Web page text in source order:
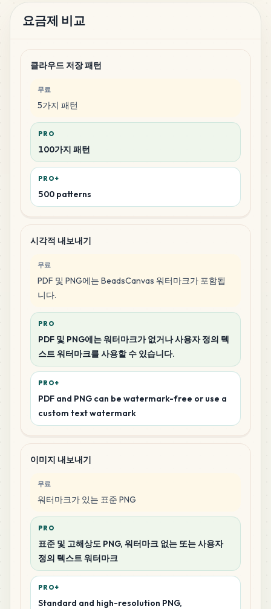
요금제 비교
클라우드 저장 패턴
무료
5가지 패턴
PRO
100가지 패턴
PRO+
500 patterns
시각적 내보내기
무료
PDF 및 PNG에는 BeadsCanvas 워터마크가 포함됩
니다.
PRO
PDF 및 PNG에는 워터마크가 없거나 사용자 정의 텍
스트 워터마크를 사용할 수 있습니다.
PRO+
PDF and PNG can be watermark-free or use a
custom text watermark
이미지 내보내기
무료
워터마크가 있는 표준 PNG
PRO
표준 및 고해상도 PNG, 워터마크 없는 또는 사용자
정의 텍스트 워터마크
PRO+
Standard and high-resolution PNG,